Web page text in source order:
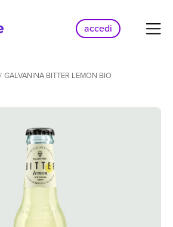
accedi
/ GALVANINA BITTER LEMON BIO